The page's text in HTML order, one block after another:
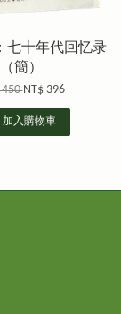
七十年代回忆录
（簡）
450NT$ 396
加入購物車